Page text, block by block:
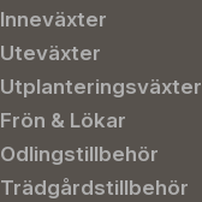
Inneväxter
Uteväxter
Utplanteringsväxter
Frön & Lökar
Odlingstillbehör
Trädgårdstillbehör